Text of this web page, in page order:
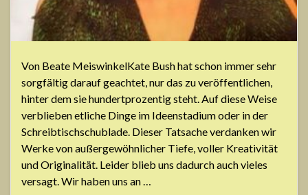
Von Beate MeiswinkelKate Bush hat schon immer sehr
sorgfältig darauf geachtet, nur das zu veröffentlichen,
hinter dem sie hundertprozentig steht. Auf diese Weise
verblieben etliche Dinge im Ideenstadium oder in der
Schreibtischschublade. Dieser Tatsache verdanken wir
Werke von außergewöhnlicher Tiefe, voller Kreativität
und Originalität. Leider blieb uns dadurch auch vieles
versagt. Wir haben uns an …